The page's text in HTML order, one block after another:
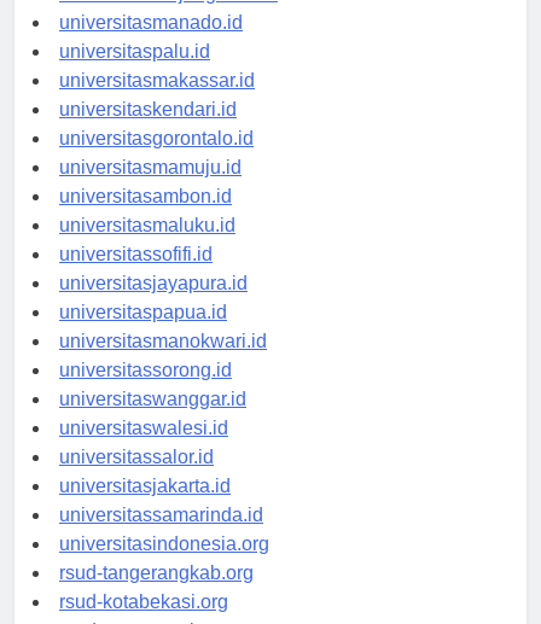
universitastanjungselor.id
universitasmanado.id
universitaspalu.id
universitasmakassar.id
universitaskendari.id
universitasgorontalo.id
universitasmamuju.id
universitasambon.id
universitasmaluku.id
universitassofifi.id
universitasjayapura.id
universitaspapua.id
universitasmanokwari.id
universitassorong.id
universitaswanggar.id
universitaswalesi.id
universitassalor.id
universitasjakarta.id
universitassamarinda.id
universitasindonesia.org
rsud-tangerangkab.org